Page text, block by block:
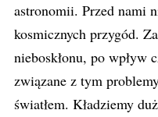
astronomii. Przed nami
kosmicznych przygód.
nieboskłonu, po wpływ
związane z tym
światłem. Kładziemy